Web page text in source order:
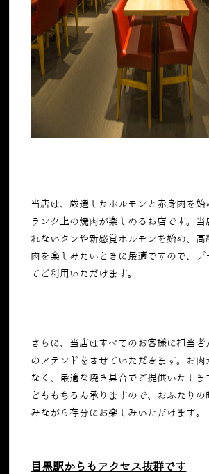
当店は、厳選したホルモンと赤身肉を始
ランク上の焼肉が楽しめるお店です。当
れないタンや新感覚ホルモンを始め、高
肉を楽しみたいときに最適ですので、デ
てご利用いただけます。
さらに、当店はすべてのお客様に担当
のアテンドをさせていただきます。お肉
なく、最適な焼き具合でご提供いたしま
どももちろん承りますので、おふたりの
みながら存分にお楽しみいただけます。
目黒駅からもアクセス抜群です